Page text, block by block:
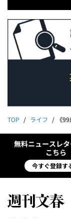
TOP ライフ 《99歳
無料ニュースレ
こちら
今すぐ登録